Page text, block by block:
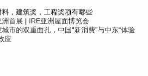
，建筑奖，工程奖项有哪些
洲首展 | IRE亚洲屋面博览会
市的双重面孔，中国“新消費”与中东“体验
应